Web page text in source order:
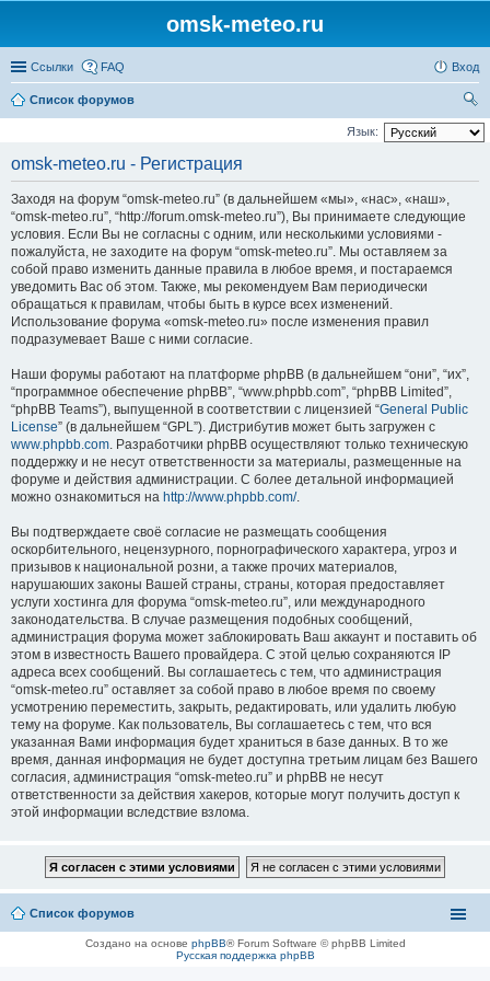
omsk-meteo.ru
Ссылки FAQ Вход
Список форумов
ои
Язык:
omsk-meteo.ru - Регистрация
Заходя на форум “omsk-meteo.ru” (в дальнейшем «мы», «нас», «наш»,
“omsk-meteo.ru”, “http://forum.omsk-meteo.ru”), Вы принимаете следующие
условия. Если Вы не согласны с одним, или несколькими условиями -
пожалуйста, не заходите на форум “omsk-meteo.ru”. Мы оставляем за
собой право изменить данные правила в любое время, и постараемся
уведомить Вас об этом. Также, мы рекомендуем Вам периодически
обращаться к правилам, чтобы быть в курсе всех изменений.
Использование форума «omsk-meteo.ru» после изменения правил
подразумевает Ваше с ними согласие.
Наши форумы работают на платформе phpBB (в дальнейшем “они”, “их”,
“программное обеспечение phpBB”, “www.phpbb.com”, “phpBB Limited”,
“phpBB Teams”), выпущенной в соответствии с лицензией “General Public
License” (в дальнейшем “GPL”). Дистрибутив может быть загружен с
www.phpbb.com. Разработчики phpBB осуществляют только техническую
поддержку и не несут ответственности за материалы, размещенные на
форуме и действия администрации. С более детальной информацией
можно ознакомиться на http://www.phpbb.com/.
Вы подтверждаете своё согласие не размещать сообщения
оскорбительного, нецензурного, порнографического характера, угроз и
призывов к национальной розни, а также прочих материалов,
нарушаюших законы Вашей страны, страны, которая предоставляет
услуги хостинга для форума “omsk-meteo.ru”, или международного
законодательства. В случае размещения подобных сообщений,
администрация форума может заблокировать Ваш аккаунт и поставить об
этом в известность Вашего провайдера. С этой целью сохраняются IP
адреса всех сообщений. Вы соглашаетесь с тем, что администрация
“omsk-meteo.ru” оставляет за собой право в любое время по своему
усмотрению переместить, закрыть, редактировать, или удалить любую
тему на форуме. Как пользователь, Вы соглашаетесь с тем, что вся
указанная Вами информация будет храниться в базе данных. В то же
время, данная информация не будет доступна третьим лицам без Вашего
согласия, администрация “omsk-meteo.ru” и phpBB не несут
ответственности за действия хакеров, которые могут получить доступ к
этой информации вследствие взлома.
Список форумов
Создано на основе phpBB® Forum Software © phpBB Limited
Русская поддержка phpBB